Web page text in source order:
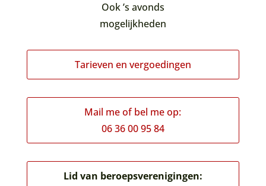
Ook ’s avonds
mogelijkheden
Tarieven en vergoedingen
Mail me of bel me op:
06 36 00 95 84
Lid van beroepsverenigingen: